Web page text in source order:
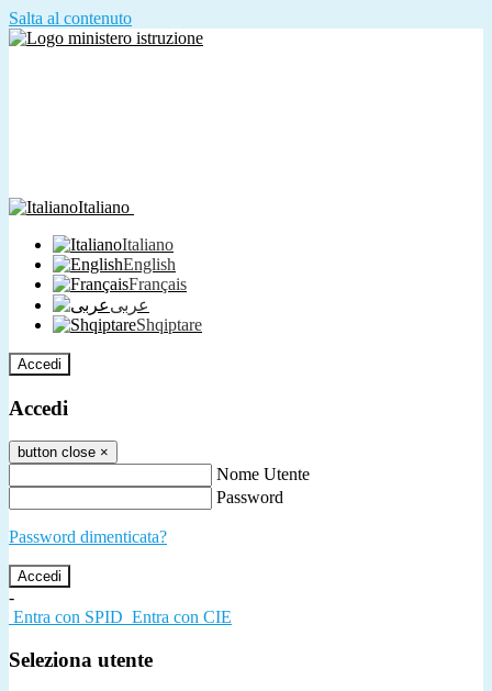
Salta al contenuto
Italiano
Italiano
English
Français
عربى
Shqiptare
Accedi
Accedi
button close ×
Nome Utente
Password
Password dimenticata?
-
Entra con SPID Entra con CIE
Seleziona utente